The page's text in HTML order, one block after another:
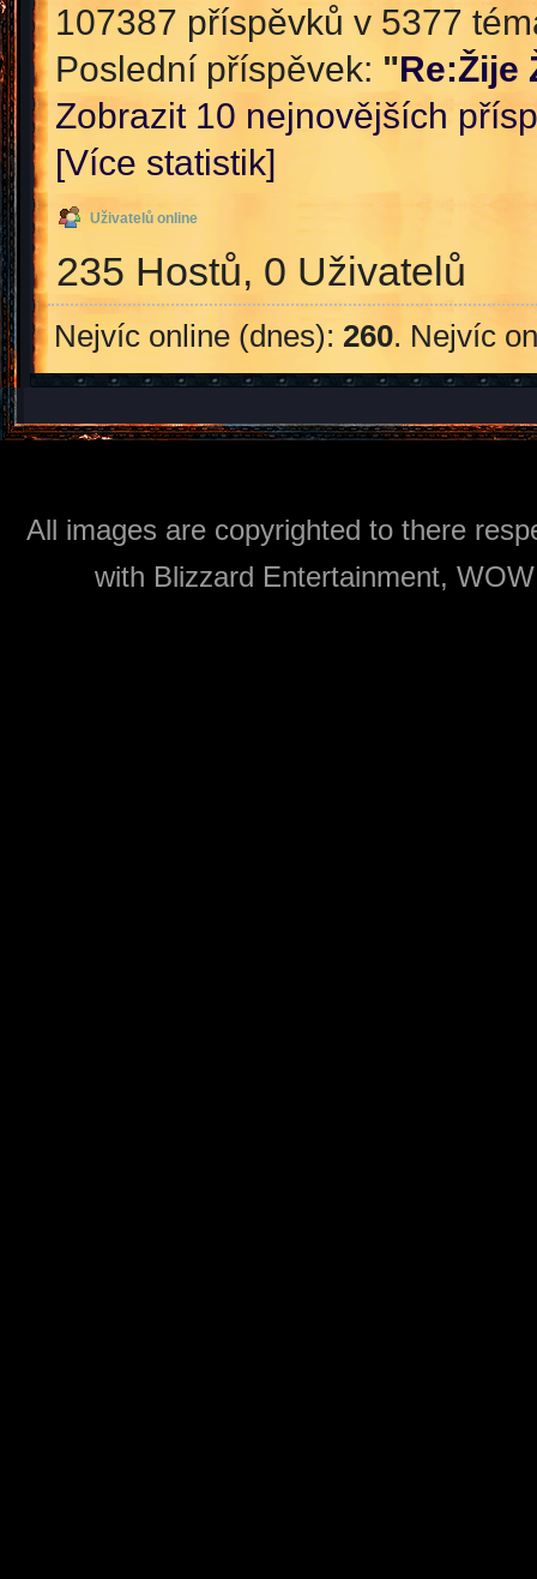
107387 příspěvků v 5377
Poslední příspěvek: "Re:Žije
Zobrazit 10 nejnovějších
[Více statistik]
Uživatelů online
235 Hostů, 0 Uživatelů
Nejvíc online (dnes): 260. Nejvíc
All images are copyrighted to there
with Blizzard Entertainment,